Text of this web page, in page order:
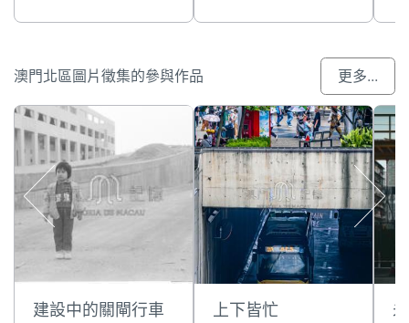
澳門北區圖片徵集的參與作品 更多...
建設中的關閘行車
上下皆忙